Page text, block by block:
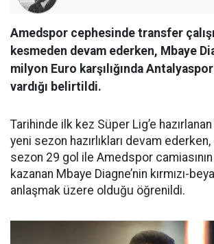
Amedspor cephesinde transfer
kesmeden devam ederken, Mbaye
milyon Euro karşılığında
vardığı belirtildi.
Tarihinde ilk kez Süper Lig’e
yeni sezon hazırlıkları devam
sezon 29 gol ile Amedspor
kazanan Mbaye Diagne’nin kırmızı-
anlaşmak üzere olduğu öğrenildi.